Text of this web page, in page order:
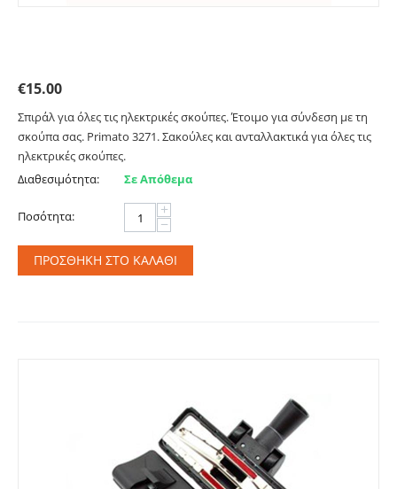
€15.00
Σπιράλ για όλες τις ηλεκτρικές σκούπες. Έτοιμο για σύνδεση με τη
σκούπα σας. Primato 3271. Σακούλες και ανταλλακτικά για όλες τις
ηλεκτρικές σκούπες.
Διαθεσιμότητα:
Σε Απόθεμα
Ποσότητα: +
−
ΠΡΟΣΘΉΚΗ ΣΤΟ ΚΑΛΆΘΙ